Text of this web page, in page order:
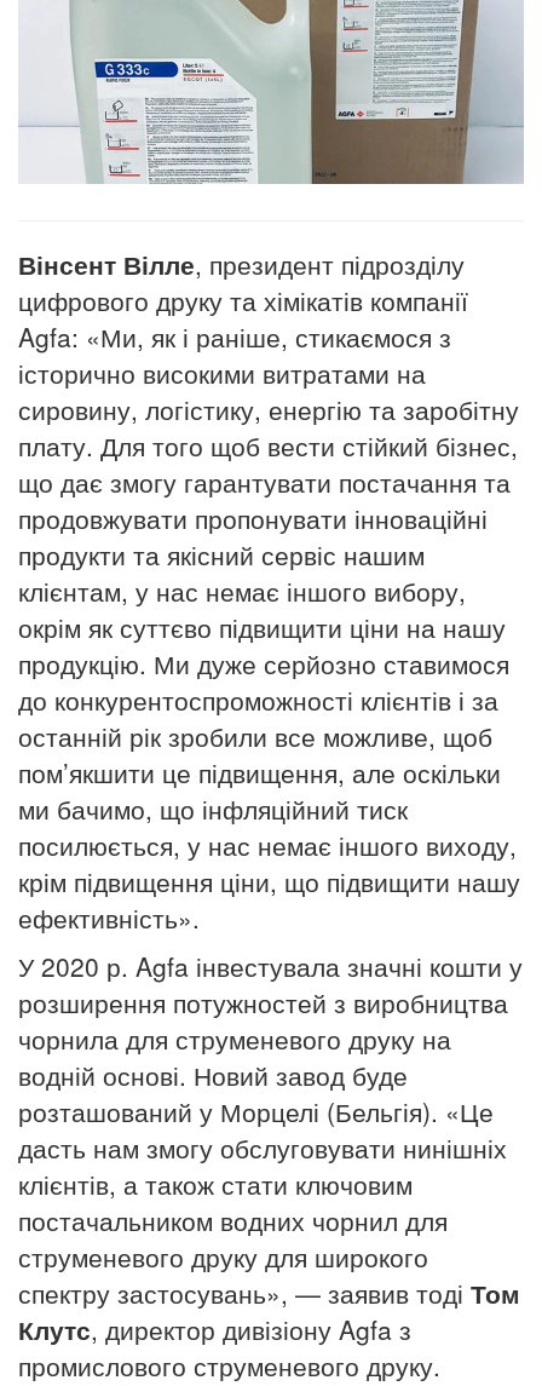
Вінсент Вілле, президент підрозділу
цифрового друку та хімікатів компанії
Agfa: «Ми, як і раніше, стикаємося з
історично високими витратами на
сировину, логістику, енергію та заробітну
плату. Для того щоб вести стійкий бізнес,
що дає змогу гарантувати постачання та
продовжувати пропонувати інноваційні
продукти та якісний сервіс нашим
клієнтам, у нас немає іншого вибору,
окрім як суттєво підвищити ціни на нашу
продукцію. Ми дуже серйозно ставимося
до конкурентоспроможності клієнтів і за
останній рік зробили все можливе, щоб
пом’якшити це підвищення, але оскільки
ми бачимо, що інфляційний тиск
посилюється, у нас немає іншого виходу,
крім підвищення ціни, що підвищити нашу
ефективність».
У 2020 р. Agfa інвестувала значні кошти у
розширення потужностей з виробництва
чорнила для струменевого друку на
водній основі. Новий завод буде
розташований у Морцелі (Бельгія). «Це
дасть нам змогу обслуговувати нинішніх
клієнтів, а також стати ключовим
постачальником водних чорнил для
струменевого друку для широкого
спектру застосувань», — заявив тоді Том
Клутс, директор дивізіону Agfa з
промислового струменевого друку.